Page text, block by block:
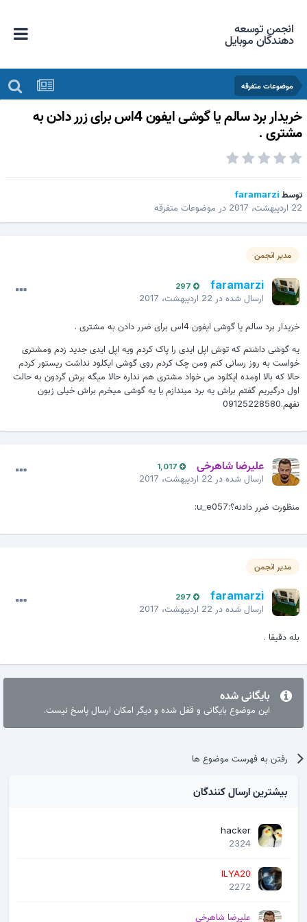
انجمن توسعه
دهندگان موبایل
موضوعات متفرقه
خریدار برد سالم یا گوشی ایفون 4اس برای زرر دادن به
.
faramarzi
2017
درموضوعات متفرقه
مدیر انجمن
faramarzi
297
ارسال شده در22 اردیبهشت، 2017
خریدار برد سالم یا گوشی ایفون 4اس برای ضرر دادن به مشتری .
یه گوشی داشتم که توش اپل ایدی را پاک کردم ویه اپل ایدی جدید زدم ومشتری
خواست به روز رسانی کنم ومن چک کردم روی گوشی ایکلود نداشت ریستور کردم
حالا که بالا اومده ایکلود می خواد مشتری هم نداره حالا میگه برش گردون به حالت
اول درگیریم گفتم براش یه برد میندازم یا یه گوشی میخرم براش خیلی زبون
نفهم.09125228580
علیرضا شاهرخی 1,017
ارسال شده در22 اردیبهشت، 2017
منظورت ضرر دادنه؟:u_e057:
مدیر انجمن
faramarzi
297
ارسال شده در22 اردیبهشت، 2017
بله دقیقا .
بایگانی شده
این موضوع بایگانی و قفل شده و دیگر امکان ارسال پاسخ نیست.
رفتن به فهرست موضوع ها
بیشترین ارسال کنندگان
hacker
2324
ILYA20
2272
علیرضا شاهرخی